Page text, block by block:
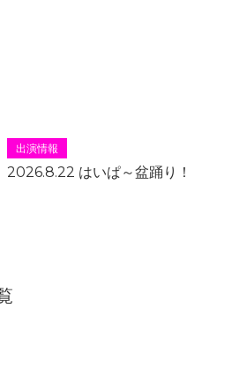
出演情報
2026.8.22 はいぱ～盆踊り！